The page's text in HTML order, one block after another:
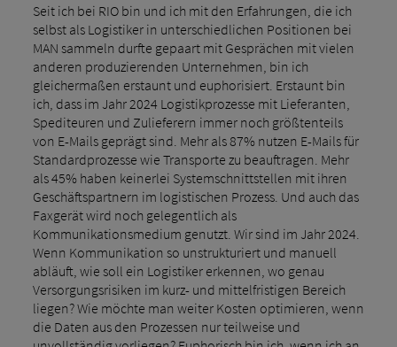
Seit ich bei RIO bin und ich mit den Erfahrungen, die ich
selbst als Logistiker in unterschiedlichen Positionen bei
MAN sammeln durfte gepaart mit Gesprächen mit vielen
anderen produzierenden Unternehmen, bin ich
gleichermaßen erstaunt und euphorisiert. Erstaunt bin
ich, dass im Jahr 2024 Logistikprozesse mit Lieferanten,
Spediteuren und Zulieferern immer noch größtenteils
von E-Mails geprägt sind. Mehr als 87% nutzen E-Mails für
Standardprozesse wie Transporte zu beauftragen. Mehr
als 45% haben keinerlei Systemschnittstellen mit ihren
Geschäftspartnern im logistischen Prozess. Und auch das
Faxgerät wird noch gelegentlich als
Kommunikationsmedium genutzt. Wir sind im Jahr 2024.
Wenn Kommunikation so unstrukturiert und manuell
abläuft, wie soll ein Logistiker erkennen, wo genau
Versorgungsrisiken im kurz- und mittelfristigen Bereich
liegen? Wie möchte man weiter Kosten optimieren, wenn
die Daten aus den Prozessen nur teilweise und